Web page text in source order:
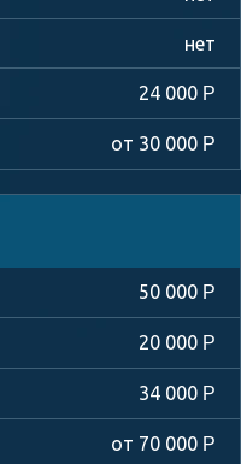
нет
24 000 Р
от 30 000 Р
50 000 Р
20 000 Р
34 000 Р
от 70 000 Р